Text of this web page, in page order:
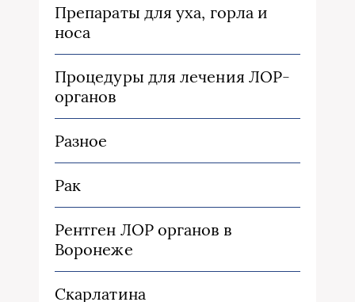
Препараты для уха, горла и
носа
Процедуры для лечения ЛОР-
органов
Разное
Рак
Рентген ЛОР органов в
Воронеже
Скарлатина